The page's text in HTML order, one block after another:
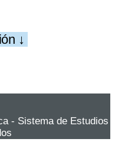
↓
- Sistema de Estudios